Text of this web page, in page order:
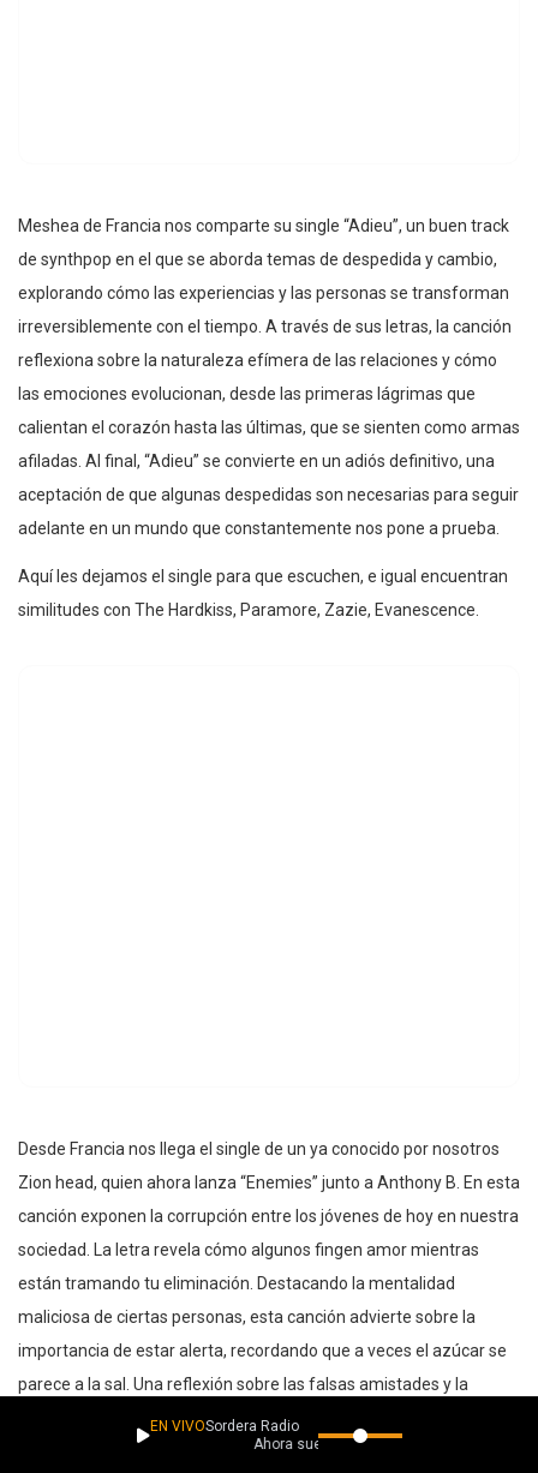
Meshea de Francia nos comparte su single “Adieu”, un buen track
de synthpop en el que se aborda temas de despedida y cambio,
explorando cómo las experiencias y las personas se transforman
irreversiblemente con el tiempo. A través de sus letras, la canción
reflexiona sobre la naturaleza efímera de las relaciones y cómo
las emociones evolucionan, desde las primeras lágrimas que
calientan el corazón hasta las últimas, que se sienten como armas
afiladas. Al final, “Adieu” se convierte en un adiós definitivo, una
aceptación de que algunas despedidas son necesarias para seguir
adelante en un mundo que constantemente nos pone a prueba.
Aquí les dejamos el single para que escuchen, e igual encuentran
similitudes con The Hardkiss, Paramore, Zazie, Evanescence.
Desde Francia nos llega el single de un ya conocido por nosotros
Zion head, quien ahora lanza “Enemies” junto a Anthony B. En esta
canción exponen la corrupción entre los jóvenes de hoy en nuestra
sociedad. La letra revela cómo algunos fingen amor mientras
están tramando tu eliminación. Destacando la mentalidad
maliciosa de ciertas personas, esta canción advierte sobre la
importancia de estar alerta, recordando que a veces el azúcar se
parece a la sal. Una reflexión sobre las falsas amistades y la
necesidad de discernimiento en un mundo lleno de engaños.
EN VIVOSordera Radio
Ahora suena